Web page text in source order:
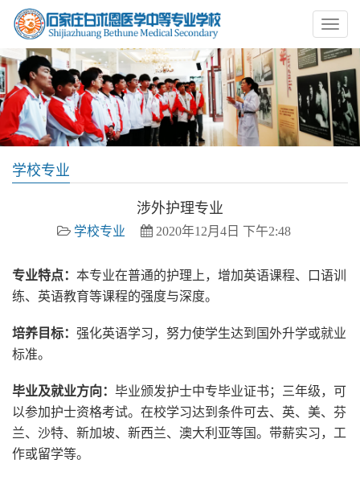
学校专业
涉外护理专业
学校专业 2020年12月4日 下午2:48
专业特点： 本专业在普通的护理上，增加英语课程、口语训
练、英语教育等课程的强度与深度。
培养目标： 强化英语学习，努力使学生达到国外升学或就业
标准。
毕业及就业方向： 毕业颁发护士中专毕业证书；三年级，可
以参加护士资格考试。在校学习达到条件可去、英、美、芬
兰、沙特、新加坡、新西兰、澳大利亚等国。带薪实习，工
作或留学等。